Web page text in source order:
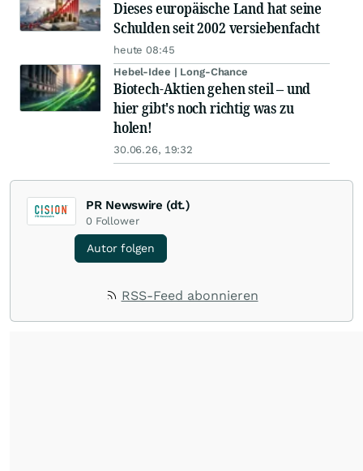
Dieses europäische Land hat seine
Schulden seit 2002 versiebenfacht
heute 08:45
Hebel-Idee | Long-Chance
Biotech-Aktien gehen steil – und
hier gibt's noch richtig was zu
holen!
30.06.26, 19:32
PR Newswire (dt.)
0 Follower
Autor folgen
RSS-Feed abonnieren